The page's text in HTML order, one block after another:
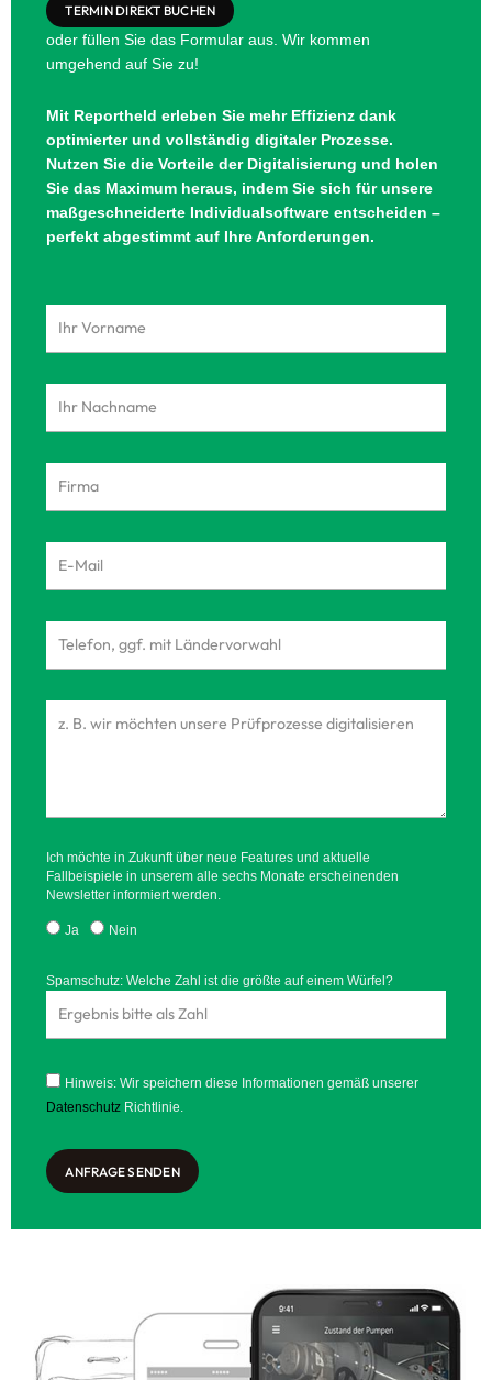
TERMIN DIREKT BUCHEN
oder füllen Sie das Formular aus. Wir kommen
umgehend auf Sie zu!
Mit Reportheld erleben Sie mehr Effizienz dank
optimierter und vollständig digitaler Prozesse.
Nutzen Sie die Vorteile der Digitalisierung und holen
Sie das Maximum heraus, indem Sie sich für unsere
maßgeschneiderte Individualsoftware entscheiden –
perfekt abgestimmt auf Ihre Anforderungen.
Ich möchte in Zukunft über neue Features und aktuelle
Fallbeispiele in unserem alle sechs Monate erscheinenden
Newsletter informiert werden.
Ja Nein
Spamschutz: Welche Zahl ist die größte auf einem Würfel?
Hinweis: Wir speichern diese Informationen gemäß unserer
Datenschutz Richtlinie.
ANFRAGE SENDEN